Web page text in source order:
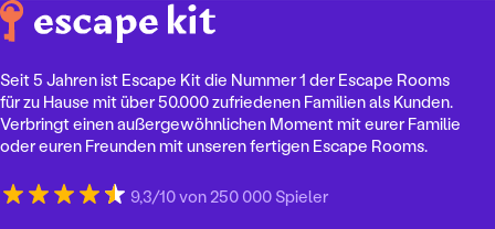
Seit 5 Jahren ist Escape Kit die Nummer 1 der Escape Rooms
für zu Hause mit über 50.000 zufriedenen Familien als Kunden.
Verbringt einen außergewöhnlichen Moment mit eurer Familie
oder euren Freunden mit unseren fertigen Escape Rooms.
9,3/10 von 250 000 Spieler